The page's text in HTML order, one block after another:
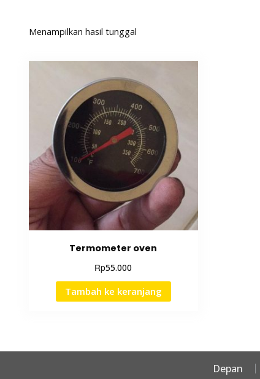
Menampilkan hasil tunggal
Termometer oven
Rp55.000
Tambah ke keranjang
Depan